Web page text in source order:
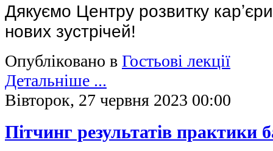
Дякуємо Центру розвитку
нових зустрічей!
Опубліковано в Гостьові лекції
Детальніше ...
Вівторок, 27 червня 2023 00:00
Пітчинг результатів практики